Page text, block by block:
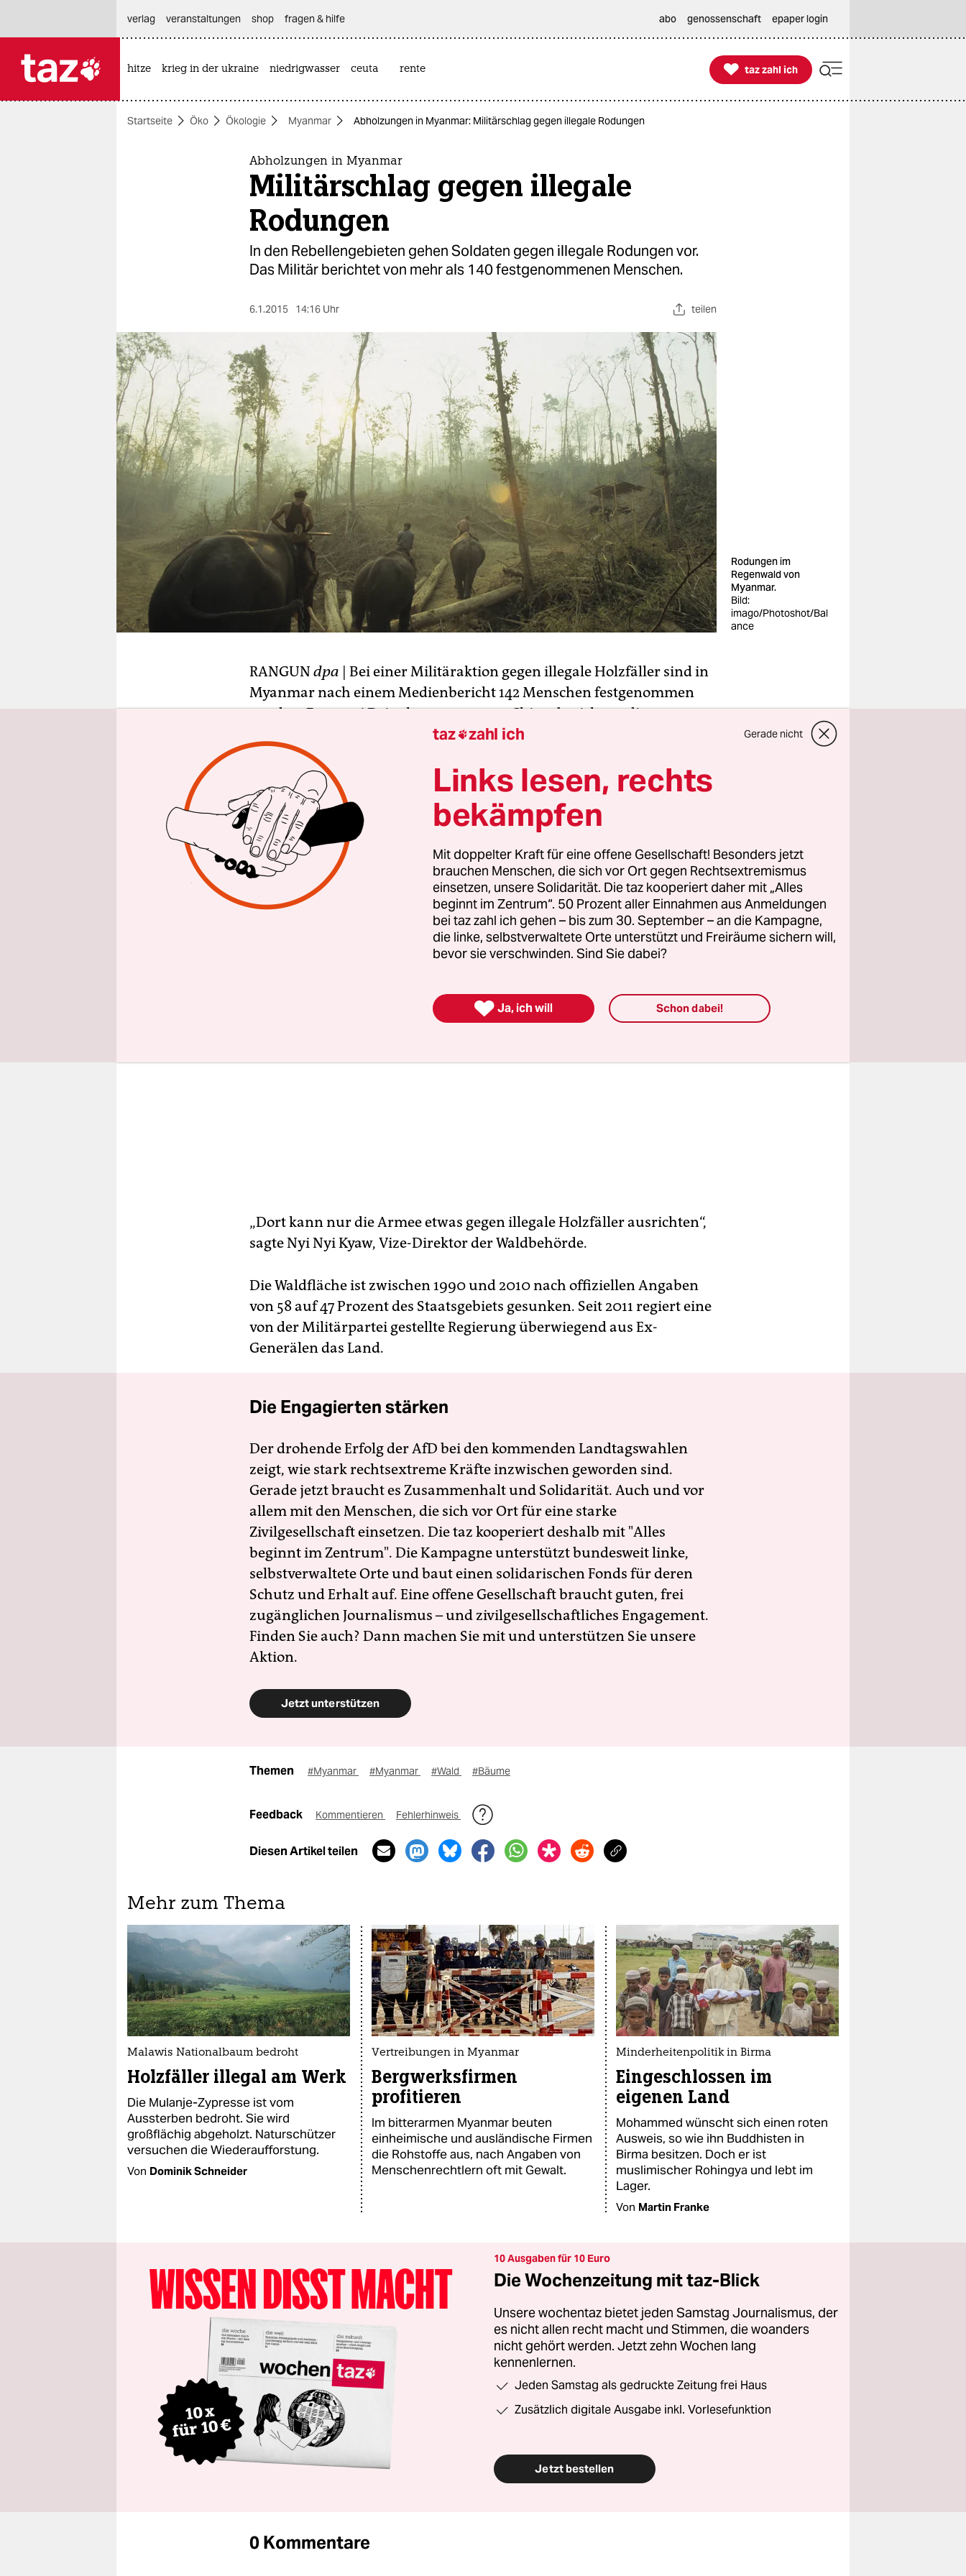
themen
nord
wahrheit
verlag
verlag
veranstaltungen
fragen & hilfe
unterstützen
abo
genossenschaft
verlag
veranstaltungen shop fragen & hilfe abo genossenschaft epaper login
hitze krieg in der ukraine niedrigwasser ceuta rente 
taz zahl ich
taz zahl ich
Startseite Öko Ökologie Myanmar Abholzungen in Myanmar: Militärschlag gegen illegale Rodungen
Abholzungen in Myanmar
Militärschlag gegen illegale
Rodungen
In den Rebellengebieten gehen Soldaten gegen illegale Rodungen vor.
Das Militär berichtet von mehr als 140 festgenommenen Menschen.
6.1.2015 14:16 Uhr teilen
Rodungen im
Regenwald von
Myanmar.
Bild:
imago/Photoshot/Bal
ance
RANGUN dpa | Bei einer Militäraktion gegen illegale Holzfäller sind in
Myanmar nach einem Medienbericht 142 Menschen festgenommen
worden. Fast zwei Drittel stammten aus China, berichtete die
am Dienstag. Einige hätten Holzschlag-
Lizenzen der Rebellenarmee der Minderheit der Kachin gehabt. Diese
seien jedoch offiziell ungültig. Die Armee habe außerdem Rauschgift
und 464 Fahrzeuge beschlagnahmt.
Myanmar ist nach Jahrzehnte langer Militärherrschaft eines der
ärmsten Länder der Welt. Illegaler Holzschlag, vor allem in den
wertvollen Teak-Wäldern, ist ein großes Problem. Dies trifft vor allem
auf Gebiete zu, die von Rebellenarmeen der Minderheiten kontrolliert
„Dort kann nur die Armee etwas gegen illegale Holzfäller ausrichten“,
sagte Nyi Nyi Kyaw, Vize-Direktor der Waldbehörde.
Die Waldfläche ist zwischen 1990 und 2010 nach offiziellen Angaben
von 58 auf 47 Prozent des Staatsgebiets gesunken. Seit 2011 regiert eine
von der Militärpartei gestellte Regierung überwiegend aus Ex-
Generälen das Land.
Die Engagierten stärken
Der drohende Erfolg der AfD bei den kommenden Landtagswahlen
zeigt, wie stark rechtsextreme Kräfte inzwischen geworden sind.
Gerade jetzt braucht es Zusammenhalt und Solidarität. Auch und vor
allem mit den Menschen, die sich vor Ort für eine starke
Zivilgesellschaft einsetzen. Die taz kooperiert deshalb mit "Alles
beginnt im Zentrum". Die Kampagne unterstützt bundesweit linke,
selbstverwaltete Orte und baut einen solidarischen Fonds für deren
Schutz und Erhalt auf. Eine offene Gesellschaft braucht guten, frei
zugänglichen Journalismus – und zivilgesellschaftliches Engagement.
Finden Sie auch? Dann machen Sie mit und unterstützen Sie unsere
Aktion.
Jetzt unterstützen
Themen #Myanmar #Myanmar #Wald #Bäume
Feedback Kommentieren Fehlerhinweis
Diesen Artikel teilen
Mehr zum Thema
Malawis Nationalbaum bedroht
Holzfäller illegal am Werk
Die Mulanje-Zypresse ist vom
Aussterben bedroht. Sie wird
großflächig abgeholzt. Naturschützer
versuchen die Wiederaufforstung.
Von Dominik Schneider
Vertreibungen in Myanmar
Bergwerksfirmen
profitieren
Im bitterarmen Myanmar beuten
einheimische und ausländische Firmen
die Rohstoffe aus, nach Angaben von
Menschenrechtlern oft mit Gewalt.
Minderheitenpolitik in Birma
Eingeschlossen im
eigenen Land
Mohammed wünscht sich einen roten
Ausweis, so wie ihn Buddhisten in
Birma besitzen. Doch er ist
muslimischer Rohingya und lebt im
Lager.
Von Martin Franke
10 Ausgaben für 10 Euro
Die Wochenzeitung mit taz-Blick
Unsere wochentaz bietet jeden Samstag Journalismus, der
es nicht allen recht macht und Stimmen, die woanders
nicht gehört werden. Jetzt zehn Wochen lang
kennenlernen.
Jeden Samstag als gedruckte Zeitung frei Haus
Zusätzlich digitale Ausgabe inkl. Vorlesefunktion
Jetzt bestellen
0 Kommentare
taz zahl ich Gerade nicht
Links lesen, rechts
bekämpfen
Mit doppelter Kraft für eine offene Gesellschaft! Besonders jetzt
brauchen Menschen, die sich vor Ort gegen Rechtsextremismus
einsetzen, unsere Solidarität. Die taz kooperiert daher mit „Alles
beginnt im Zentrum“. 50 Prozent aller Einnahmen aus Anmeldungen
bei taz zahl ich gehen – bis zum 30. September – an die Kampagne,
die linke, selbstverwaltete Orte unterstützt und Freiräume sichern will,
bevor sie verschwinden. Sind Sie dabei?
 Ja, ich will Schon dabei!